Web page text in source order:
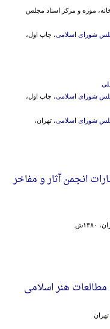
موزه و مرکز اسناد مجلس
شورای اسلامی، چاپ اول،
شورای اسلامی، چاپ اول،
شورای اسلامی، تهران،
انجمن آثار و مفاخر
۱۳۸۰ش.
مطالعات هنر اسلامی
تهران